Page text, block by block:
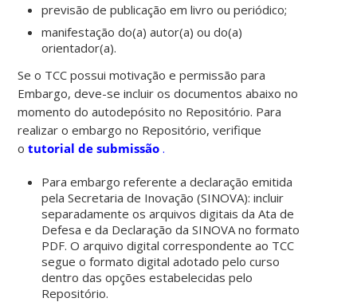
previsão de publicação em livro ou periódico;
manifestação do(a) autor(a) ou do(a)
orientador(a).
Se o TCC possui motivação e permissão para
Embargo, deve-se incluir os documentos abaixo no
momento do autodepósito no Repositório. Para
realizar o embargo no Repositório, verifique
otutorial de submissão.
Para embargo referente a declaração emitida
pela Secretaria de Inovação (SINOVA): incluir
separadamente os arquivos digitais da Ata de
Defesa e da Declaração da SINOVA no formato
PDF. O arquivo digital correspondente ao TCC
segue o formato digital adotado pelo curso
dentro das opções estabelecidas pelo
Repositório.